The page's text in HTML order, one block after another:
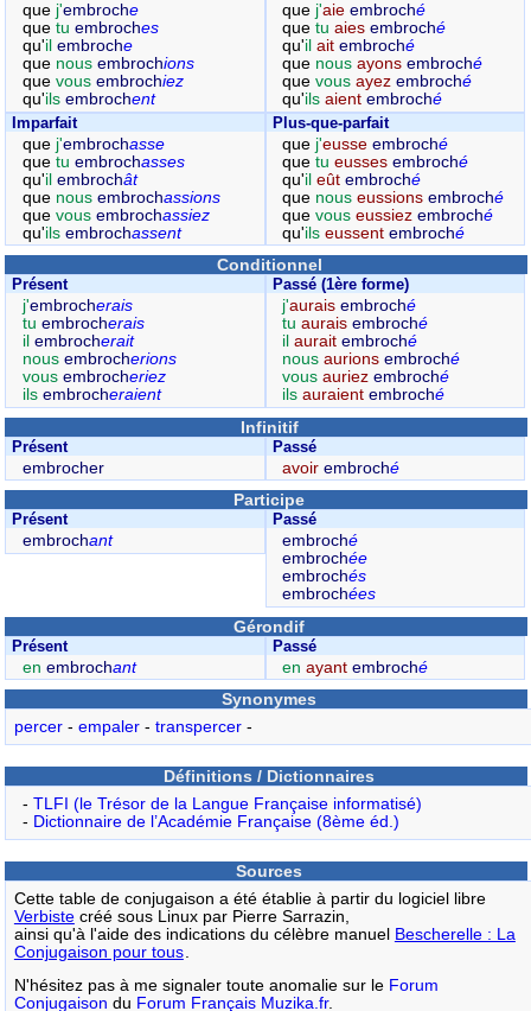
que j'embroche
que tu embroches
qu'il embroche
que nous embrochions
que vous embrochiez
qu'ils embrochent
que j'aie embroché
quetuaies embroché
qu'ilait embroché
que nousayons embroché
quevousayez embroché
qu'ilsaient embroché
Imparfait
que j'embrochasse
que tu embrochasses
qu'il embrochât
que nous embrochassions
que vous embrochassiez
qu'ils embrochassent
Plus-que-parfait
que j'eusse embroché
quetueusses embroché
qu'ileût embroché
que nouseussions embroché
quevouseussiez embroché
qu'ilseussent embroché
Conditionnel
Présent
j'embrocherais
tu embrocherais
il embrocherait
nous embrocherions
vous embrocheriez
ils embrocheraient
Passé (1ère forme)
j'aurais embroché
tuaurais embroché
ilaurait embroché
nousaurions embroché
vousauriez embroché
ilsauraient embroché
Infinitif
Présent
embrocher
Passé
avoir embroché
Participe
Présent
embrochant
Passé
embroché
embrochée
embrochés
embrochées
Gérondif
Présent
en embrochant
Passé
enayant embroché
Synonymes
percer- empaler- transpercer-
Définitions / Dictionnaires
- TLFI (le Trésor de la Langue Française informatisé)
- Dictionnaire de l’Académie Française (8ème éd.)
Sources
Cette table de conjugaison a été établie à partir du logiciel libre
Verbistecréé sous Linux par Pierre Sarrazin,
ainsi qu'à l'aide des indications du célèbre manuel Bescherelle : La
Conjugaison pour tous
N'hésitez pas à me signaler toute anomalie sur le Forum
Conjugaison du Forum Français Muzika.fr.